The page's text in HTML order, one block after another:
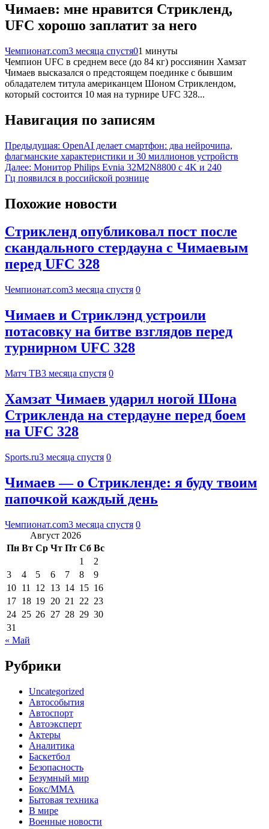
Чимаев: мне нравится Стрикленд,
UFC хорошо заплатит за него
Чемпионат.com3 месяца спустя01 минуты
Чемпион UFC в среднем весе (до 84 кг) россиянин Хамзат
Чимаев высказался о предстоящем поединке с бывшим
обладателем титула американцем Шоном Стриклендом,
который состоится 10 мая на турнире UFC 328...
Навигация по записям
Предыдущая: OpenAI делает смартфон: два нейрочипа,
флагманские характеристики и 30 миллионов устройств
Далее: Монитор Philips Evnia 32M2N8800 с 4K и 240
Гц появился в российской рознице
Похожие новости
Стрикленд опубликовал пост после
скандального стердауна с Чимаевым
перед UFC 328
Чемпионат.com3 месяца спустя 0
Чимаев и Стриклэнд устроили
потасовку на битве взглядов перед
турнирном UFC 328
Матч ТВ3 месяца спустя 0
Хамзат Чимаев ударил ногой Шона
Стрикленда на стердауне перед боем
на UFC 328
Sports.ru3 месяца спустя 0
Чимаев — о Стрикленде: я буду твоим
папочкой каждый день
Чемпионат.com3 месяца спустя 0
Август 2026
Пн Вт Ср Чт Пт Сб Вс
1
2
3
4 5 6 7 8
9
10 11 12 13 14 15 16
17 18 19 20 21 22 23
24 25 26 27 28 29 30
31
« Май
Рубрики
Uncategorized
Автособытия
Автоспорт
Автоэксперт
Актеры
Аналитика
Баскетбол
Безопасность
Безумный мир
Бокс/MMA
Бытовая техника
В мире
Военные новости